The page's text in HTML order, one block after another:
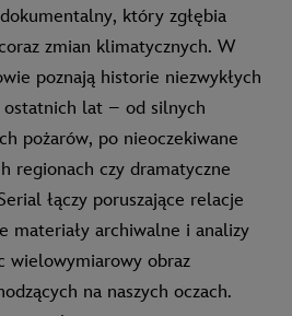
który zgłębia
zmian klimatycznych. W
poznają historie niezwykłych
lat – od silnych
pożarów, po nieoczekiwane
regionach czy dramatyczne
łączy poruszające relacje
materiały archiwalne i analizy
wielowymiarowy obraz
na naszych oczach.